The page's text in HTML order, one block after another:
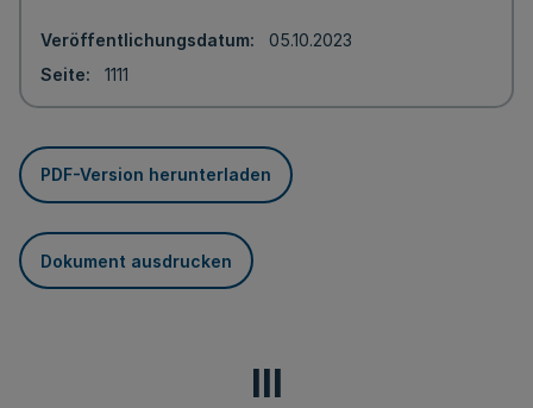
Veröffentlichungsdatum
05.10.2023
Seite
1111
PDF-Version herunterladen
Dokument ausdrucken
III